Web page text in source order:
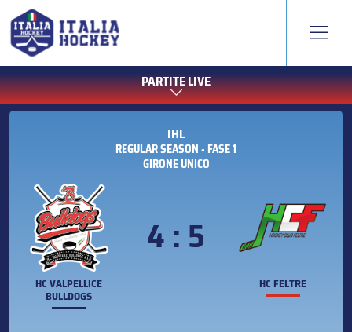
PARTITE LIVE
IHL
REGULAR SEASON - FASE 1
GIRONE UNICO
HC VALPELLICE
BULLDOGS
4 : 5
HC FELTRE